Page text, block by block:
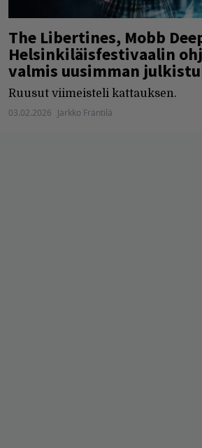
The Libertines, Mobb
Helsinkiläisfestivaalin
valmis uusimman
Ruusut viimeisteli kattauksen.
03.02.2026 Jarkko Fräntilä